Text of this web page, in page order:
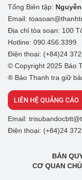
Tổng Biên tập:
Email:
Địa chỉ tòa soạn: 100
Hotline: 090.456.3399
Điện thoại: (+84)24
© Copyright 2025 Báo
® Báo Thanh tra giữ
LIÊN HỆ QUẢNG CÁO
Email:
Điện thoại: (+84)24
BẢN
CƠ QUAN